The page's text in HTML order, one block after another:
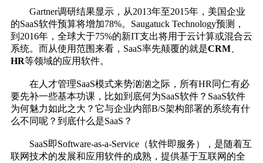
Gartner调研结果显示，从2013年至2015年，美国企业
的SaaS软件预算将增加78%。Saugatuck Technology预测，
到2016年，全球大于75%的新IT支出将用于云计算或混合云
系统。而从使用范围来看，SaaS率先颠覆的就是CRM
HR等领域的应用软件。
在人才管理SaaS模式来势汹汹之际，所有HR同仁有必
要先补一些基本功课，比如到底何为SaaS软件？SaaS软件
为何魅力如此之大？它与企业内部B/S架构部署的系统有什
么不同呢？到底什么是SaaS？
SaaS即Software-as-a-Service（软件即服务），是随着互
联网技术的发展和应用软件的成熟，提供基于互联网的全